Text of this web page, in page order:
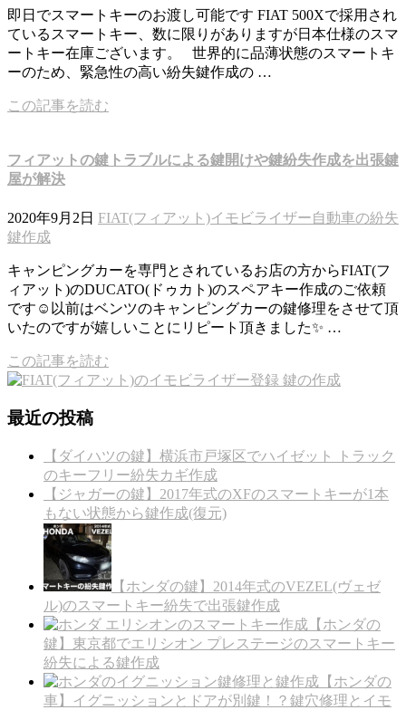
即日でスマートキーのお渡し可能です FIAT 500Xで採用され
ているスマートキー、数に限りがありますが日本仕様のスマ
ートキー在庫ございます。 世界的に品薄状態のスマートキ
ーのため、緊急性の高い紛失鍵作成の …
この記事を読む
フィアットの鍵トラブルによる鍵開けや鍵紛失作成を出張鍵
屋が解決
2020年9月2日 FIAT(フィアット)イモビライザー自動車の紛失
鍵作成
キャンピングカーを専門とされているお店の方からFIAT(フ
ィアット)のDUCATO(ドゥカト)のスペアキー作成のご依頼
です☺️以前はベンツのキャンピングカーの鍵修理をさせて頂
いたのですが嬉しいことにリピート頂きました✨ …
この記事を読む
最近の投稿
【ダイハツの鍵】横浜市戸塚区でハイゼット トラック
のキーフリー紛失カギ作成
【ジャガーの鍵】2017年式のXFのスマートキーが1本
もない状態から鍵作成(復元)
【ホンダの鍵】2014年式のVEZEL(ヴェゼ
ル)のスマートキー紛失で出張鍵作成
【ホンダの
鍵】東京都でエリシオン プレステージのスマートキー
紛失による鍵作成
【ホンダの
車】イグニッションとドアが別鍵！？鍵穴修理とイモ